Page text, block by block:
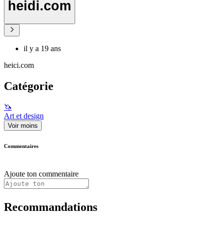
heidi.com
il y a 19 ans
heici.com
Catégorie
🦄
Art et design
Voir moins
Commentaires
Ajoute ton commentaire
Recommandations